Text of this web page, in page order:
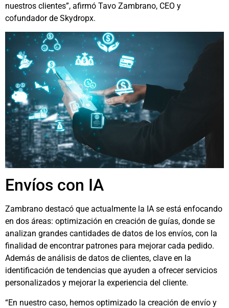
nuestros clientes”, afirmó Tavo Zambrano, CEO y
cofundador de Skydropx.
Envíos con IA
Zambrano destacó que actualmente la IA se está enfocando
en dos áreas: optimización en creación de guías, donde se
analizan grandes cantidades de datos de los envíos, con la
finalidad de encontrar patrones para mejorar cada pedido.
Además de análisis de datos de clientes, clave en la
identificación de tendencias que ayuden a ofrecer servicios
personalizados y mejorar la experiencia del cliente.
“En nuestro caso, hemos optimizado la creación de envío y